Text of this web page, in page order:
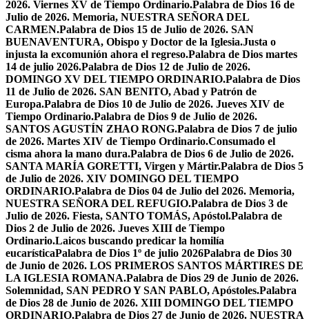
2026. Viernes XV de Tiempo Ordinario.Palabra de Dios 16 de
Julio de 2026. Memoria, NUESTRA SEÑORA DEL
CARMEN.Palabra de Dios 15 de Julio de 2026. SAN
BUENAVENTURA, Obispo y Doctor de la Iglesia.Justa o
injusta la excomunión ahora el regreso.Palabra de Dios martes
14 de julio 2026.Palabra de Dios 12 de Julio de 2026.
DOMINGO XV DEL TIEMPO ORDINARIO.Palabra de Dios
11 de Julio de 2026. SAN BENITO, Abad y Patrón de
Europa.Palabra de Dios 10 de Julio de 2026. Jueves XIV de
Tiempo Ordinario.Palabra de Dios 9 de Julio de 2026.
SANTOS AGUSTÍN ZHAO RONG.Palabra de Dios 7 de julio
de 2026. Martes XIV de Tiempo Ordinario.Consumado el
cisma ahora la mano dura.Palabra de Dios 6 de Julio de 2026.
SANTA MARÍA GORETTI, Virgen y Mártir.Palabra de Dios 5
de Julio de 2026. XIV DOMINGO DEL TIEMPO
ORDINARIO.Palabra de Dios 04 de Julio del 2026. Memoria,
NUESTRA SEÑORA DEL REFUGIO.Palabra de Dios 3 de
Julio de 2026. Fiesta, SANTO TOMÁS, Apóstol.Palabra de
Dios 2 de Julio de 2026. Jueves XIII de Tiempo
Ordinario.Laicos buscando predicar la homilía
eucarísticaPalabra de Dios 1º de julio 2026Palabra de Dios 30
de Junio de 2026. LOS PRIMEROS SANTOS MÁRTIRES DE
LA IGLESIA ROMANA.Palabra de Dios 29 de Junio de 2026.
Solemnidad, SAN PEDRO Y SAN PABLO, Apóstoles.Palabra
de Dios 28 de Junio de 2026. XIII DOMINGO DEL TIEMPO
ORDINARIO.Palabra de Dios 27 de Junio de 2026. NUESTRA